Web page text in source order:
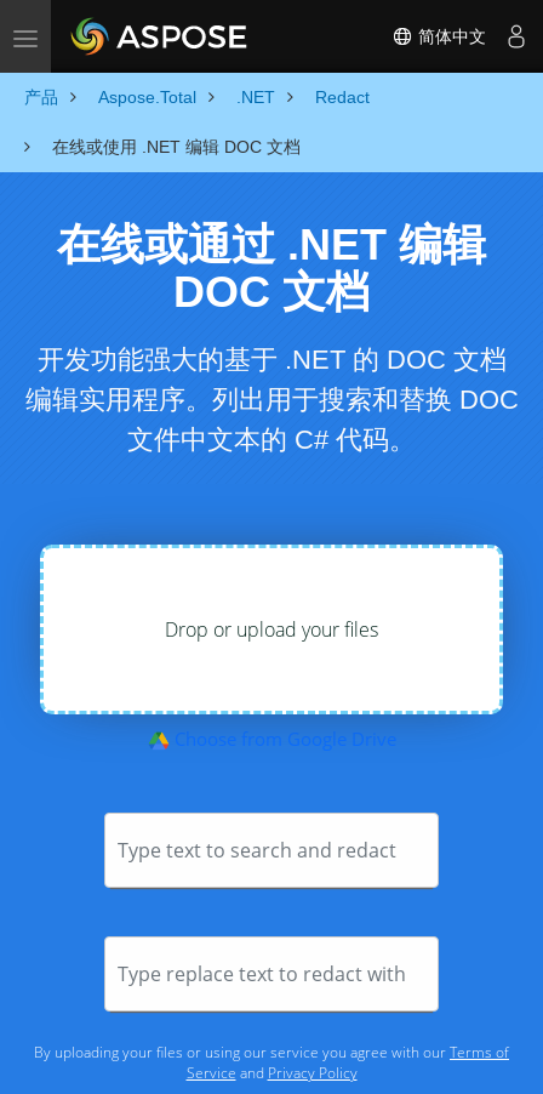
Toggle navigation 简体中文
产品 Aspose.Total .NET Redact
在线或使用 .NET 编辑 DOC 文档
在线或通过 .NET 编辑
DOC 文档
开发功能强大的基于 .NET 的 DOC 文档
编辑实用程序。列出用于搜索和替换 DOC
文件中文本的 C# 代码。